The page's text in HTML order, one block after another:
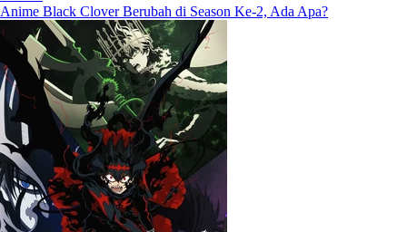
Anime Black Clover Berubah di Season Ke-2, Ada Apa?